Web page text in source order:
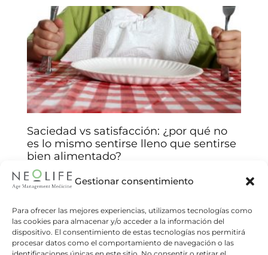
Gestionar consentimiento
Para ofrecer las mejores experiencias, utilizamos tecnologías como
las cookies para almacenar y/o acceder a la información del
dispositivo. El consentimiento de estas tecnologías nos permitirá
procesar datos como el comportamiento de navegación o las
Saciedad vs satisfacción: ¿por qué no
es lo mismo sentirse lleno que sentirse
bien alimentado?
Arantxa Jiménez
detrás de sus decisiones alimentarias y mejore
su relación con la comida. Muchas veces
creemos que comer hasta sentirnos